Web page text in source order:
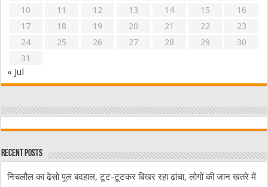
10
11 12 13 14 15
16
17
18 19 20 21 22
23
24
25 26 27 28 29
30
31
« Jul
Recent Posts
निचलौल का ढेसो पुल बदहाल, टूट-टूटकर बिखर रहा ढांचा, लोगों की जान खतरे में